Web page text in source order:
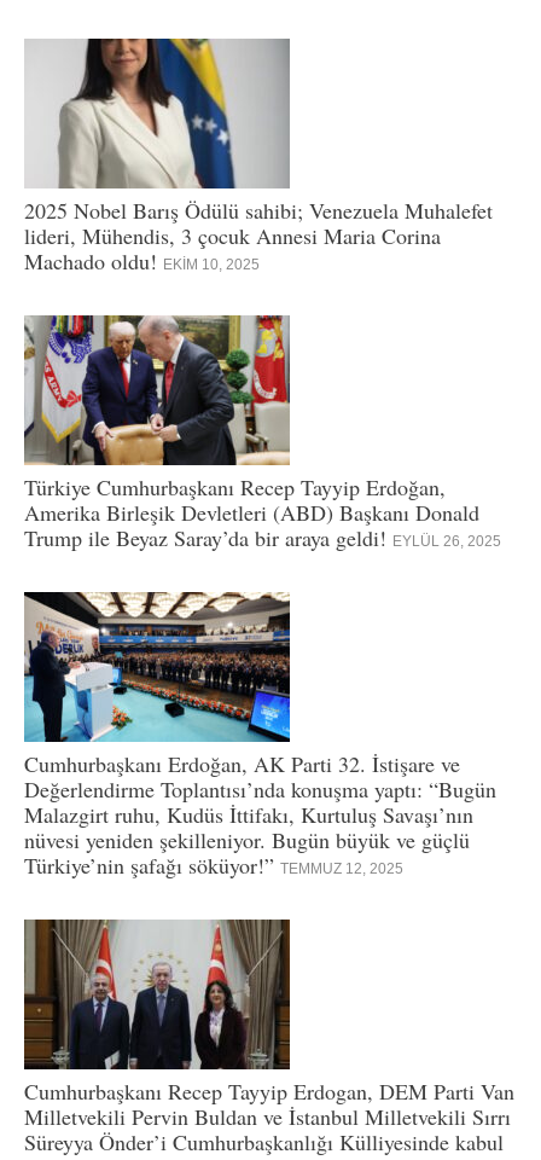
2025 Nobel Barış Ödülü sahibi; Venezuela Muhalefet
lideri, Mühendis, 3 çocuk Annesi Maria Corina
Machado oldu! EKIM 10, 2025
Türkiye Cumhurbaşkanı Recep Tayyip Erdoğan,
Amerika Birleşik Devletleri (ABD) Başkanı Donald
Trump ile Beyaz Saray’da bir araya geldi! EYLÜL 26, 2025
Cumhurbaşkanı Erdoğan, AK Parti 32. İstişare ve
Değerlendirme Toplantısı’nda konuşma yaptı: “Bugün
Malazgirt ruhu, Kudüs İttifakı, Kurtuluş Savaşı’nın
nüvesi yeniden şekilleniyor. Bugün büyük ve güçlü
Türkiye’nin şafağı söküyor!” TEMMUZ 12, 2025
Cumhurbaşkanı Recep Tayyip Erdogan, DEM Parti Van
Milletvekili Pervin Buldan ve İstanbul Milletvekili Sırrı
Süreyya Önder’i Cumhurbaşkanlığı Külliyesinde kabul